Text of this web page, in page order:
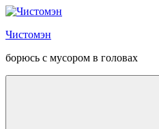
Перейти
содержанию
Чистомэн
борюсь с мусором в головах